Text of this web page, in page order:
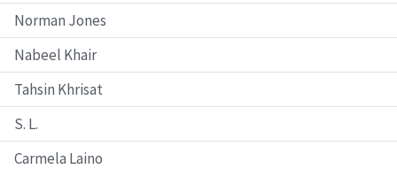
Norman Jones
Nabeel Khair
Tahsin Khrisat
S. L.
Carmela Laino